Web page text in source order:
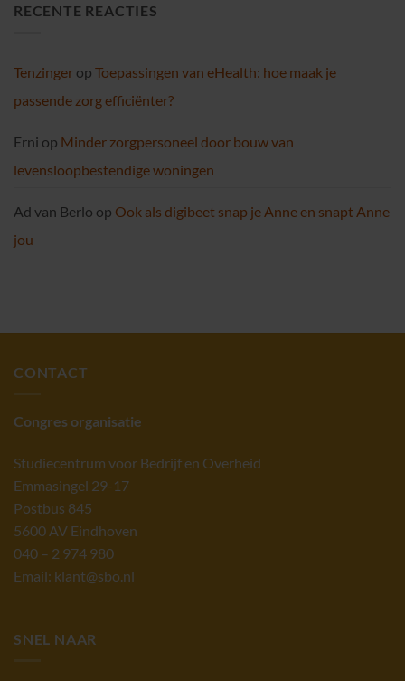
RECENTE REACTIES
Tenzinger op Toepassingen van eHealth: hoe maak je
passende zorg efficiënter?
Erni op Minder zorgpersoneel door bouw van
levensloopbestendige woningen
Ad van Berlo op Ook als digibeet snap je Anne en snapt Anne
jou
CONTACT
Congres organisatie
Studiecentrum voor Bedrijf en Overheid
Emmasingel 29-17
Postbus 845
5600 AV Eindhoven
040 – 2 974 980
Email: klant@sbo.nl
SNEL NAAR